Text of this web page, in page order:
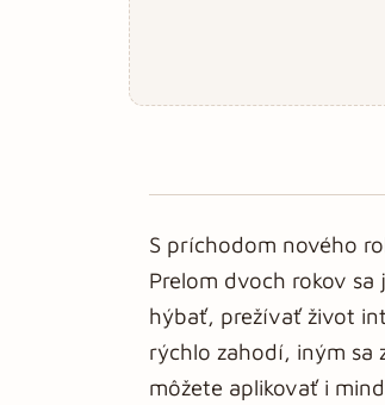
S príchodom nového
Prelom dvoch rokov sa
hýbať, prežívať život
rýchlo zahodí, iným sa
môžete aplikovať i